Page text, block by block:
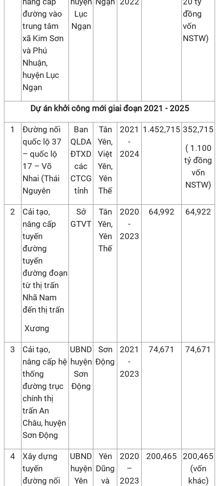
đường vào
trung tâm
xã Kim Sơn
và Phú
Nhuận,
huyện Lục
Ngạn
Lục
Ngạn
đồng
vốn
NSTW)
Dự án khởi công mới giai đoạn 2021 - 2025
1
Đường nối
quốc lộ 37
– quốc lộ
17 – Võ
Nhai (Thái
Nguyên
Ban
QLDA
ĐTXD
các
CTCG
tỉnh
Tân
Yên,
Việt
Yên,
Yên
Thế
2021
-
2024
1.452,715 352,715
( 1.100
tỷ đồng
vốn
NSTW)
2
Cải tạo,
nâng cấp
tuyến
đường
tuyến
đường đoạn
từ thị trấn
Nhã Nam
đến thị trấn
Xương
Sở
GTVT
Tân
Yên,
Yên
Thế
2020
-
2023
64,992 64,922
3
Cải tạo,
nâng cấp hệ
thống
đường trục
chính thị
trấn An
Châu, huyện
Sơn Động
UBND
huyện
Sơn
Động
Sơn
Động
2021
-
2023
74,671 74,671
4
Xây dựng
tuyến
đường nối
UBND
huyện
Yên
Yên
Dũng
và
2020
–
2023
200,465
200,465
(vốn
khác)